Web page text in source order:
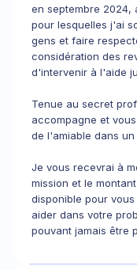
en septembre 2024,
pour lesquelles j'ai
gens et faire
considération des
d'intervenir à l'aide
Tenue au secret
accompagne et
de l'amiable dans
Je vous recevrai à
mission et le
disponible pour
aider dans votre
pouvant jamais être